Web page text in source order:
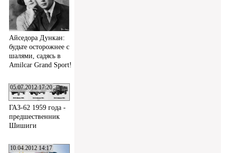
Айседора Дункан:
будьте осторожнее с
шалями, садясь в
Amilcar Grand Sport!
05.07.2012 17:20
ГАЗ-62 1959 года -
предшественник
Шишиги
10.04.2012 14:17